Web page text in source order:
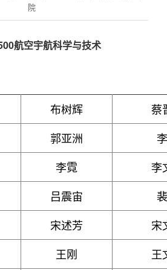
院
航空宇航科学与技术
布树辉
蔡
郭亚洲
李霓
李
吕震宙
宋述芳
宋
王刚
王